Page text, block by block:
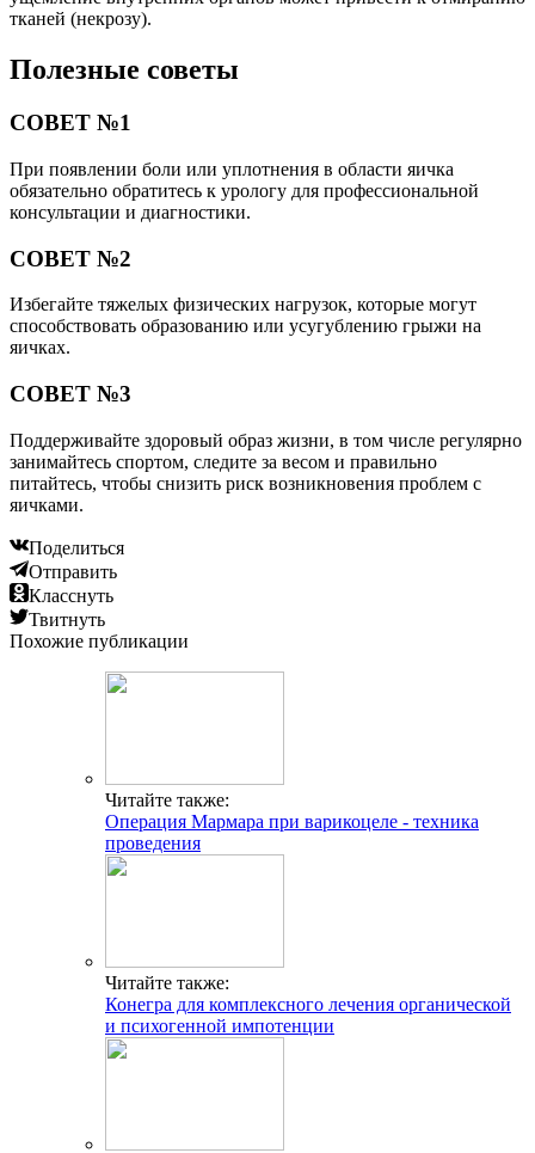
тканей (некрозу).
Полезные советы
СОВЕТ №1
При появлении боли или уплотнения в области яичка
обязательно обратитесь к урологу для профессиональной
консультации и диагностики.
СОВЕТ №2
Избегайте тяжелых физических нагрузок, которые могут
способствовать образованию или усугублению грыжи на
яичках.
СОВЕТ №3
Поддерживайте здоровый образ жизни, в том числе регулярно
занимайтесь спортом, следите за весом и правильно
питайтесь, чтобы снизить риск возникновения проблем с
яичками.
Поделиться
Отправить
Класснуть
Твитнуть
Похожие публикации
Читайте также:
Операция Мармара при варикоцеле - техника
проведения
Читайте также:
Конегра для комплексного лечения органической
и психогенной импотенции